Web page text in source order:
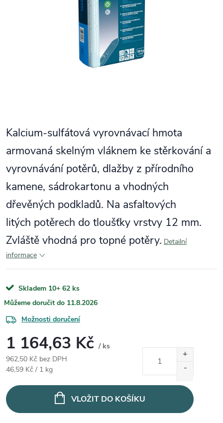
Kalcium-sulfátová vyrovnávací hmota
armovaná skelným vláknem ke stěrkování a
vyrovnávání potěrů, dlažby z přírodního
kamene, sádrokartonu a vhodných
dřevěných podkladů. Na asfaltových
litých potěrech do tloušťky vrstvy 12 mm.
Zvláště vhodná pro topné potěry. Detailní
informace
Skladem 10+ 62 ks
11.8.2026
Možnosti doručení
1 164,63 Kč / ks
962,50 Kč bez DPH
Měrná cena:
46,59 Kč / 1 kg
VLOŽIT DO KOŠÍKU